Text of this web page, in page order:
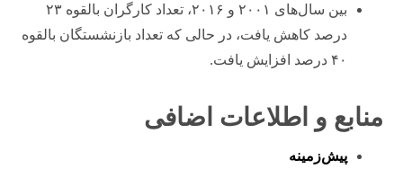
بین سال‌های ۲۰۰۱ و ۲۰۱۶، تعداد کارگران بالقوه ۲۳
درصد کاهش یافت، در حالی که تعداد بازنشستگان بالقوه
۴۰ درصد افزایش یافت.
منابع و اطلاعات اضافی
پیش‌زمینه